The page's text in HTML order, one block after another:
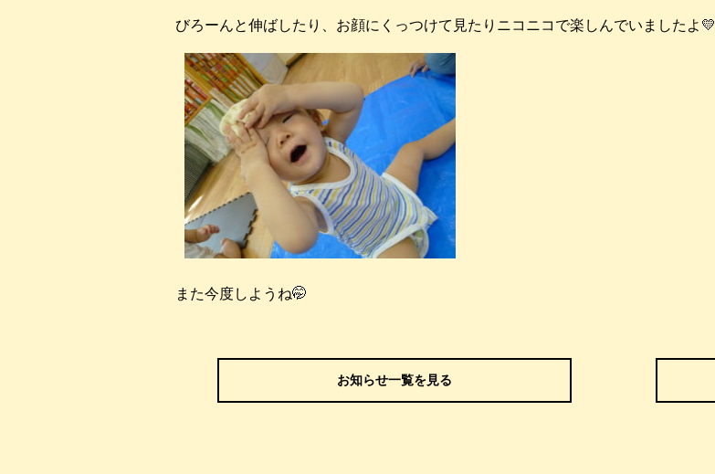
びろーんと伸ばしたり、お顔にくっつけて見たりニコニコで楽しんでいましたよ💛
また今度しようね🤭
お知らせ一覧を見る